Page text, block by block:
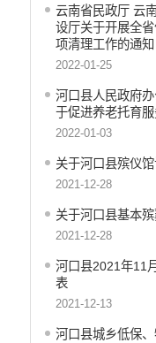
云南省民政厅 云
设厅关于开展全
项清理工作的通知
2022-01-25
河口县人民政府
于促进养老托育
2022-01-03
关于河口县殡仪
2021-12-28
关于河口县基本
2021-12-28
河口县2021年11
表
2021-12-13
河口县城乡低保